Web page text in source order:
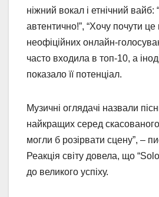
ніжний вокал і етнічний вайб:
автентично!”, “Хочу почути
неофіційних онлайн-
часто входила в топ-10, а
показало її потенціал.
Музичні оглядачі назвали
найкращих серед
могли б розірвати сцену”, –
Реакція світу довела, що
до великого успіху.